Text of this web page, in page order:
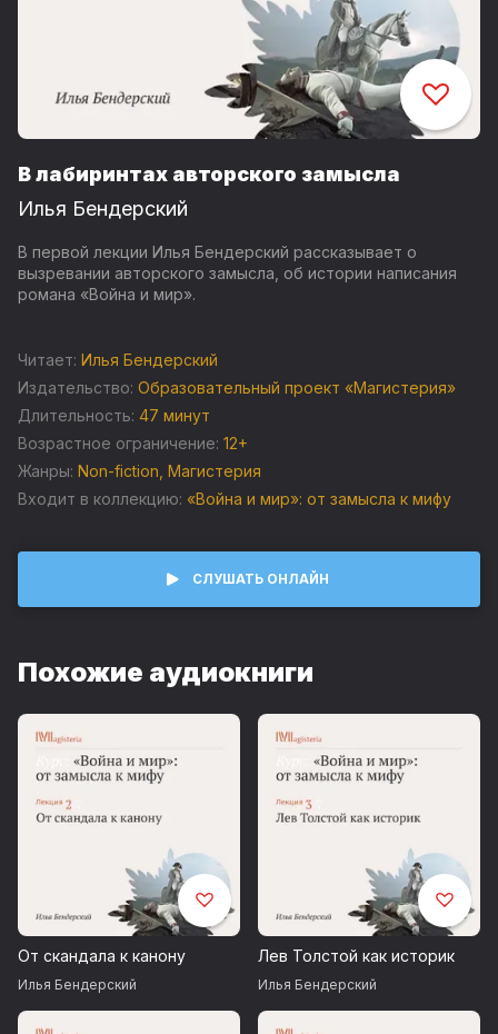
В лабиринтах авторского замысла
Илья Бендерский
В первой лекции Илья Бендерский рассказывает о
вызревании авторского замысла, об истории написания
романа «Война и мир».
Читает: Илья Бендерский
Издательство: Образовательный проект «Магистерия»
Длительность: 47 минут
Возрастное ограничение: 12+
Жанры: Non-fiction Магистерия
Входит в коллекцию: «Война и мир»: от замысла к мифу
СЛУШАТЬ ОНЛАЙН
Похожие аудиокниги
От скандала к канону
Илья Бендерский
Лев Толстой как историк
Илья Бендерский